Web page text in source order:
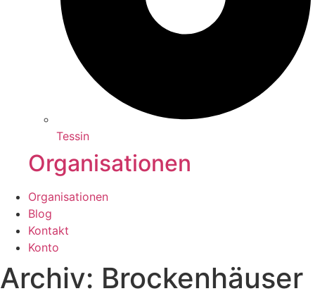
Tessin
Organisationen
Organisationen
Blog
Kontakt
Konto
Archiv: Brockenhäuser